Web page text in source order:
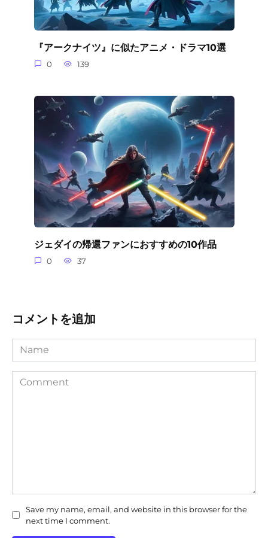
『アークナイツ』に似たアニメ・ドラマ10選
0 139
ジェダイの帰還ファンにおすすめの10作品
0 37
コメントを追加
Name
Comment
Save my name, email, and website in this browser for the
next time I comment.